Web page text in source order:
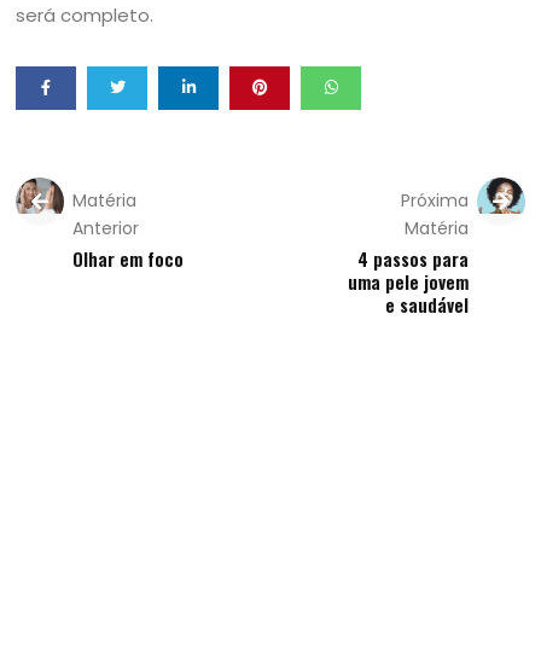
será completo.
Matéria
Anterior
Olhar em foco
Próxima
Matéria
4 passos para
uma pele jovem
e saudável